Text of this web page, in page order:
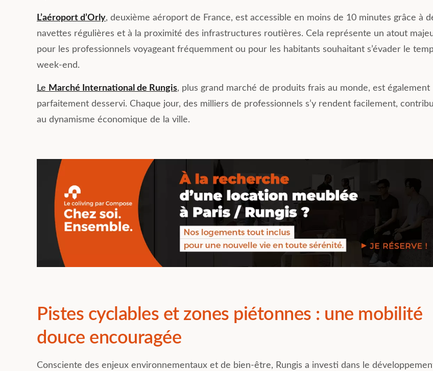
L’aéroport d’Orly, deuxième aéroport de France, est accessible en moins de 10 minutes grâce à
navettes régulières et à la proximité des infrastructures routières. Cela représente un atout
pour les professionnels voyageant fréquemment ou pour les habitants souhaitant s’évader le
week-end.
Le Marché International de Rungis, plus grand marché de produits frais au monde, est également
parfaitement desservi. Chaque jour, des milliers de professionnels s’y rendent facilement,
au dynamisme économique de la ville.
Pistes cyclables et zones piétonnes : une mobilité
douce encouragée
Consciente des enjeux environnementaux et de bien-être, Rungis a investi dans le